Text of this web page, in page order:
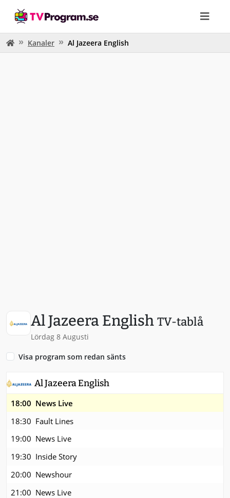
Kanaler Al Jazeera English
Al Jazeera English TV-tablå
Lördag 8 Augusti
Visa program som redan sänts
Al Jazeera English
18:00 News Live
18:30 Fault Lines
19:00 News Live
19:30 Inside Story
20:00 Newshour
21:00 News Live